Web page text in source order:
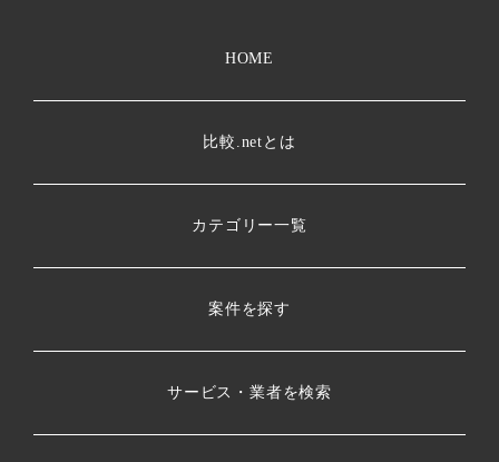
HOME
比較.netとは
カテゴリー一覧
案件を探す
サービス・業者を検索